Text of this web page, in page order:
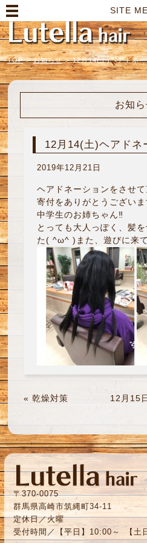
SITE
TOP > お知らせ > 12月14(土)ヘアドネ
お知
12月14(土)ヘアドネ
2019年12月21日
ヘアドネーションをさせ
寄付をありがとうござい
中学生のお姉ちゃん‼︎
とっても大人っぽく、髪
た( ^ω^ )また、遊びに来
« 乾燥対策 12月15
〒370-0075
群馬県高崎市筑縄町34-11
定休日／火曜
受付時間／【平日】10:00～ 【土